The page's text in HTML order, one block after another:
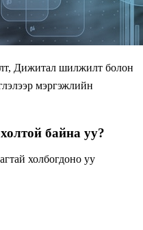
Дижитал шилжилт болон
мэргэжлийн
байна уу?
холбогдоно уу